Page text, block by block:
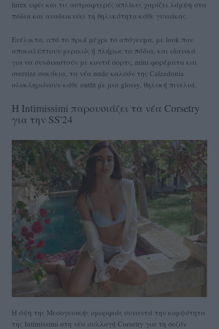
lurex υφές και τις αστραφτερές απλίκες χαρίζει λάμψη στα
πόδια και αναδεικνύει τη θηλυκότητα κάθε γυναίκας.
Ευέλικτα, από το πρωί μέχρι το απόγευμα, με look που
αποκαλύπτουν μερικώς ή πλήρως τα πόδια, και ιδανικά
για να συνδυαστούν με κοντά σορτς, mini φορέματα και
oversize σακάκια, τα νέα nude καλσόν της Calzedonia
ολοκληρώνουν κάθε outfit με μια glossy, θηλυκή πινελιά.
Η Intimissimi παρουσιάζει τα νέα Corsetry
για την SS'24
Η όψη της Μεσογειακής ομορφιάς συναντά την κομψότητα
της Intimissimi στη νέα συλλογή Corsetry για τη σεζόν